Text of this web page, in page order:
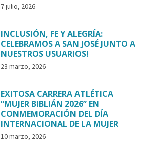
7 julio, 2026
INCLUSIÓN, FE Y ALEGRÍA:
CELEBRAMOS A SAN JOSÉ JUNTO A
NUESTROS USUARIOS!
23 marzo, 2026
EXITOSA CARRERA ATLÉTICA
“MUJER BIBLIÁN 2026” EN
CONMEMORACIÓN DEL DÍA
INTERNACIONAL DE LA MUJER
10 marzo, 2026